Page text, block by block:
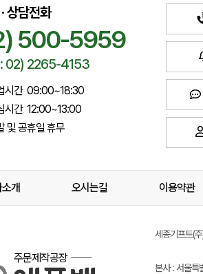
상담전화
500-5959
02) 2265-4153
시간 09:00~18:30
시간 12:00~13:00
및 공휴일 휴무
개 오시는길 이용약관
주문제작공장
세종기프트(
본사 : 서울